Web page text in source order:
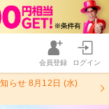
会員登録 ログイン
らせ 8月12日 (水)